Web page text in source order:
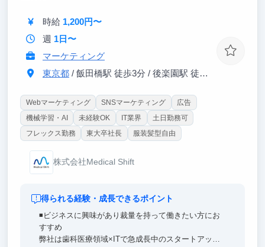
です。実践知を養い、自らの成長を事業と共に実感で
きます。
時給 1,200円〜
週 1日〜
マーケティング
東京都/ 飯田橋駅 徒歩3分 / 後楽園駅 徒歩9分
Webマーケティング SNSマーケティング
広告
機械学習・AI
未経験OK IT業界
土日勤務可
フレックス勤務
東大卒社長 服装髪型自由
株式会社Medical Shift
得られる経験・成長できるポイント
◾️ビジネスに興味があり裁量を持って働きたい方にお
すすめ
弊社は歯科医療領域×ITで急成長中のスタートアップ